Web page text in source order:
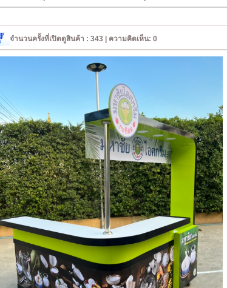
จำนวนครั้งที่เปิดดูสินค้า : 343 | ความคิดเห็น: 0